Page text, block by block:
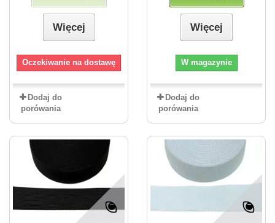
Więcej
Oczekiwanie na dostawę
Dodaj do
porówania
Więcej
W magazynie
Dodaj do
porówania